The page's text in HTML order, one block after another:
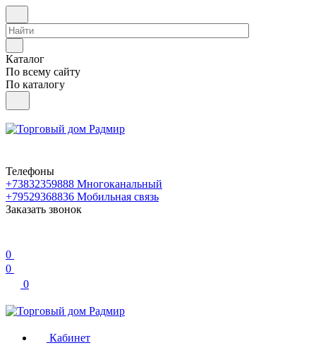
Каталог
По всему сайту
По каталогу
Телефоны
+73832359888 Многоканальный
+79529368836 Мобильная связь
Заказать звонок
0
0
0
Кабинет